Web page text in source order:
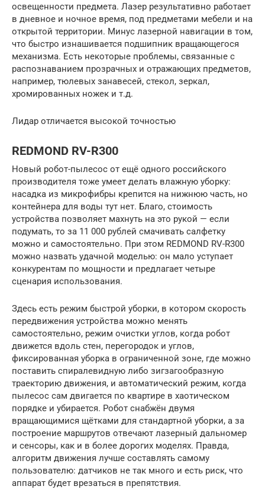
освещенности предмета. Лазер результативно работает
в дневное и ночное время, под предметами мебели и на
открытой территории. Минус лазерной навигации в том,
что быстро изнашивается подшипник вращающегося
механизма. Есть некоторые проблемы, связанные с
распознаванием прозрачных и отражающих предметов,
например, тюлевых занавесей, стекол, зеркал,
хромированных ножек и т.д.
Лидар отличается высокой точностью
REDMOND RV-R300
Новый робот-пылесос от ещё одного российского
производителя тоже умеет делать влажную уборку:
насадка из микрофибры крепится на нижнюю часть, но
контейнера для воды тут нет. Благо, стоимость
устройства позволяет махнуть на это рукой — если
подумать, то за 11 000 рублей смачивать салфетку
можно и самостоятельно. При этом REDMOND RV-R300
можно назвать удачной моделью: он мало уступает
конкурентам по мощности и предлагает четыре
сценария использования.
Здесь есть режим быстрой уборки, в котором скорость
передвижения устройства можно менять
самостоятельно, режим очистки углов, когда робот
движется вдоль стен, перегородок и углов,
фиксированная уборка в ограниченной зоне, где можно
поставить спиралевидную либо зигзагообразную
траекторию движения, и автоматический режим, когда
пылесос сам двигается по квартире в хаотическом
порядке и убирается. Робот снабжён двумя
вращающимися щётками для стандартной уборки, а за
построение маршрутов отвечают лазерный дальномер
и сенсоры, как и в более дорогих моделях. Правда,
алгоритм движения лучше составлять самому
пользователю: датчиков не так много и есть риск, что
аппарат будет врезаться в препятствия.